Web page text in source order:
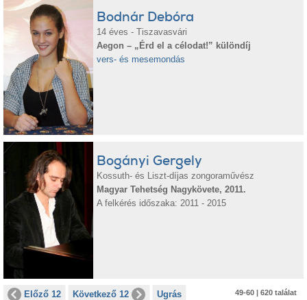
Bodnár Debóra
14 éves - Tiszavasvári
Aegon – „Érd el a célodat!” különdíj
vers- és mesemondás
Bogányi Gergely
Kossuth- és Liszt-díjas zongoraművész
Magyar Tehetség Nagykövete, 2011.
A felkérés időszaka: 2011 - 2015
Előző 12 Következő 12 Ugrás 49-60 | 620 találat